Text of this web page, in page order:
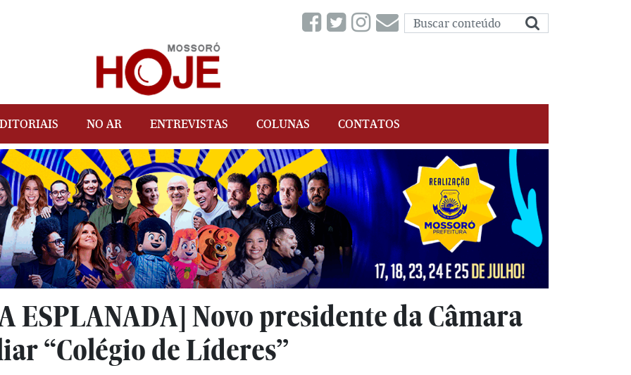
NO AR ENTREVISTAS COLUNAS CONTATOS
ESPLANADA] Novo presidente da Câmara
“Colégio de Líderes”